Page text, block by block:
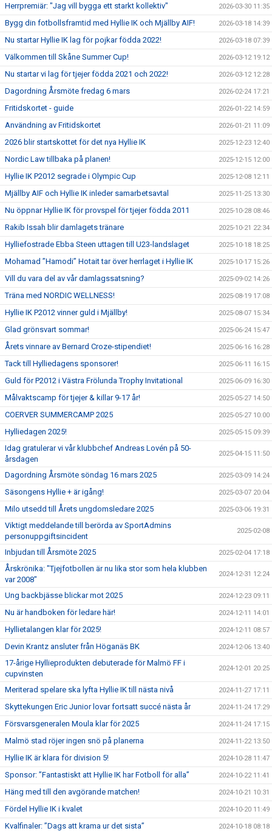
Herrpremiär: "Jag vill bygga ett starkt kollektiv" 2026-03-30 11:35
Bygg din fotbollsframtid med Hyllie IK och Mjällby AIF! 2026-03-18 14:39
Nu startar Hyllie IK lag för pojkar födda 2022! 2026-03-18 07:39
Välkommen till Skåne Summer Cup! 2026-03-12 19:12
Nu startar vi lag för tjejer födda 2021 och 2022! 2026-03-12 12:28
Dagordning Årsmöte fredag 6 mars 2026-02-24 17:21
Fritidskortet - guide 2026-01-22 14:59
Användning av Fritidskortet 2026-01-21 11:09
2026 blir startskottet för det nya Hyllie IK 2025-12-23 12:40
Nordic Law tillbaka på planen! 2025-12-15 12:00
Hyllie IK P2012 segrade i Olympic Cup 2025-12-08 12:11
Mjällby AIF och Hyllie IK inleder samarbetsavtal 2025-11-25 13:30
Nu öppnar Hyllie IK för provspel för tjejer födda 2011 2025-10-28 08:46
Rakib Issah blir damlagets tränare 2025-10-21 22:34
Hylliefostrade Ebba Steen uttagen till U23-landslaget 2025-10-18 18:25
Mohamad ”Hamodi” Hotait tar över herrlaget i Hyllie IK 2025-10-17 15:26
Vill du vara del av vår damlagssatsning? 2025-09-02 14:26
Träna med NORDIC WELLNESS! 2025-08-19 17:08
Hyllie IK P2012 vinner guld i Mjällby! 2025-08-07 15:34
Glad grönsvart sommar! 2025-06-24 15:47
Årets vinnare av Bernard Croze-stipendiet! 2025-06-16 16:28
Tack till Hylliedagens sponsorer! 2025-06-11 16:15
Guld för P2012 i Västra Frölunda Trophy Invitational 2025-06-09 16:30
Målvaktscamp för tjejer & killar 9-17 år! 2025-05-27 14:50
COERVER SUMMERCAMP 2025 2025-05-27 10:00
Hylliedagen 2025! 2025-05-15 09:39
Idag gratulerar vi vår klubbchef Andreas Lovén på 50-
årsdagen
2025-04-15 11:50
Dagordning Årsmöte söndag 16 mars 2025 2025-03-09 14:24
Säsongens Hyllie + är igång! 2025-03-07 20:04
Milo utsedd till Årets ungdomsledare 2025 2025-03-06 19:31
Viktigt meddelande till berörda av SportAdmins
personuppgiftsincident
2025-02-08
Inbjudan till Årsmöte 2025 2025-02-04 17:18
Årskrönika: "Tjejfotbollen är nu lika stor som hela klubben
var 2008"
2024-12-31 12:24
Ung backbjässe blickar mot 2025 2024-12-23 09:11
Nu är handboken för ledare här! 2024-12-11 14:01
Hyllietalangen klar för 2025! 2024-12-11 08:57
Devin Krantz ansluter från Höganäs BK 2024-12-06 13:40
17-årige Hyllieprodukten debuterade för Malmö FF i
cupvinsten
2024-12-01 20:25
Meriterad spelare ska lyfta Hyllie IK till nästa nivå 2024-11-27 17:11
Skyttekungen Eric Junior lovar fortsatt succé nästa år 2024-11-24 17:29
Försvarsgeneralen Moula klar för 2025 2024-11-24 17:15
Malmö stad röjer ingen snö på planerna 2024-11-22 13:50
Hyllie IK är klara för division 5! 2024-10-28 11:47
Sponsor: ”Fantastiskt att Hyllie IK har Fotboll för alla” 2024-10-22 11:41
Häng med till den avgörande matchen! 2024-10-21 10:31
Fördel Hyllie IK i kvalet 2024-10-20 11:49
Kvalfinaler: ”Dags att krama ur det sista” 2024-10-18 08:18